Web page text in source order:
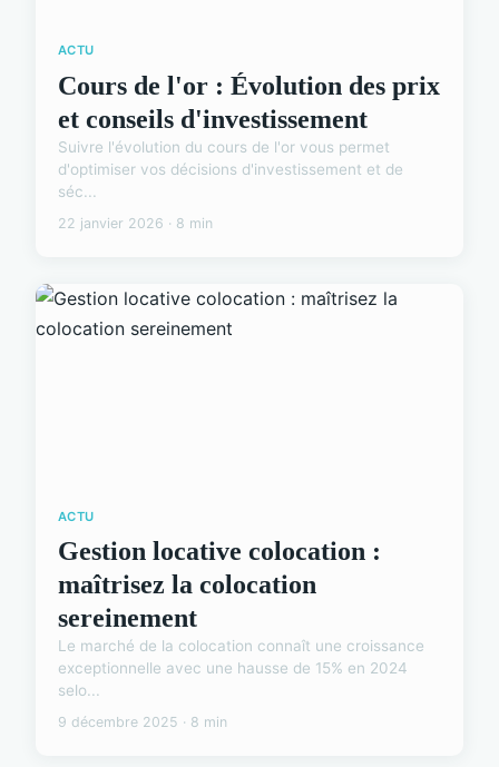
ACTU
Cours de l'or : Évolution des prix
et conseils d'investissement
Suivre l'évolution du cours de l'or vous permet
d'optimiser vos décisions d'investissement et de
séc...
22 janvier 2026 · 8 min
ACTU
Gestion locative colocation :
maîtrisez la colocation
sereinement
Le marché de la colocation connaît une croissance
exceptionnelle avec une hausse de 15% en 2024
selo...
9 décembre 2025 · 8 min